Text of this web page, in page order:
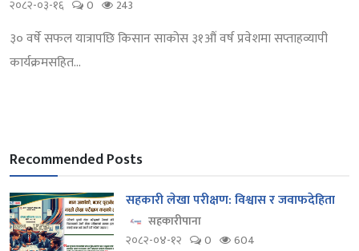
२०८२-०३-१६
0 243
३० वर्षे सफल यात्रापछि किसान साकोस ३१औं वर्ष प्रवेशमा सप्ताहव्यापी
कार्यक्रमसहित...
Recommended Posts
सहकारी लेखा परीक्षण: विश्वास र जवाफदेहिता
सहकारीपाना
२०८२-०४-१२
0 604